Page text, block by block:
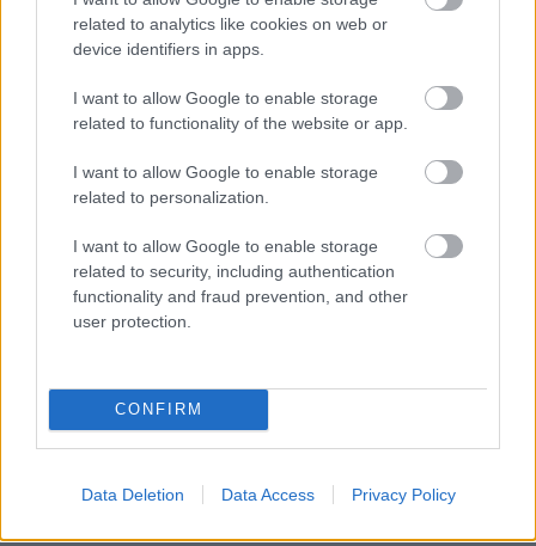
related to analytics like cookies on web or
device identifiers in apps.
I want to allow Google to enable storage
related to functionality of the website or app.
I want to allow Google to enable storage
related to personalization.
I want to allow Google to enable storage
related to security, including authentication
functionality and fraud prevention, and other
user protection.
CONFIRM
Data Deletion Data Access Privacy Policy
Újabb felhők a
nagyobb bajban a
repülőgépgyártó